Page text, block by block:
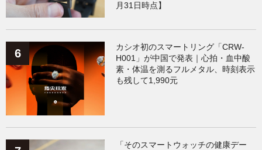
月31日時点】
カシオ初のスマートリング「CRW-
H001」が中国で発表｜心拍・血中酸
素・体温を測るフルメタル、時刻表示
も残して1,990元
「そのスマートウォッチの健康デー